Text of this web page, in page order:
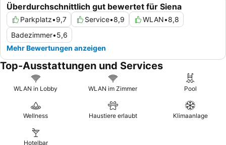
Überdurchschnittlich gut bewertet für Siena
Parkplatz•9,7 Service•8,9 WLAN•8,8
Badezimmer•5,6
Mehr Bewertungen anzeigen
Top-Ausstattungen und Services
WLAN in Lobby WLAN im Zimmer Pool
Wellness Haustiere erlaubt Klimaanlage
Hotelbar